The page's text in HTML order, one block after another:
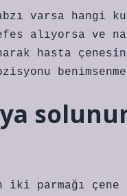
varsa hangi
alıyorsa ve
hasta
parmağı çene